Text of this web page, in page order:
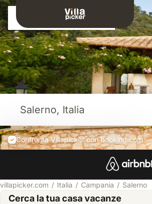
Connessione
Confronta Villapicker con booking.com
villapicker.com Italia Campania Salerno
Cerca la tua casa vacanze